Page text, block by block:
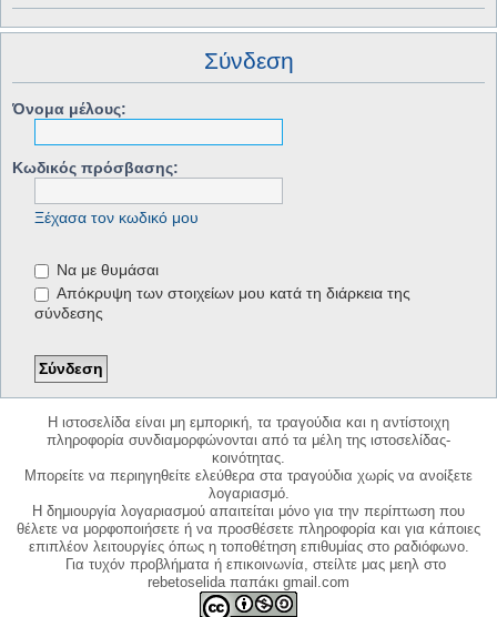
Σύνδεση
Όνομα μέλους:
Κωδικός πρόσβασης:
Ξέχασα τον κωδικό μου
Να με θυμάσαι
Απόκρυψη των στοιχείων μου κατά τη διάρκεια της
σύνδεσης
Η ιστοσελίδα είναι μη εμπορική, τα τραγούδια και η αντίστοιχη
πληροφορία συνδιαμορφώνονται από τα μέλη της ιστοσελίδας-
κοινότητας.
Μπορείτε να περιηγηθείτε ελεύθερα στα τραγούδια χωρίς να ανοίξετε
λογαριασμό.
Η δημιουργία λογαριασμού απαιτείται μόνο για την περίπτωση που
θέλετε να μορφοποιήσετε ή να προσθέσετε πληροφορία και για κάποιες
επιπλέον λειτουργίες όπως η τοποθέτηση επιθυμίας στο ραδιόφωνο.
Για τυχόν προβλήματα ή επικοινωνία, στείλτε μας μεηλ στο
rebetoselida παπάκι gmail.com